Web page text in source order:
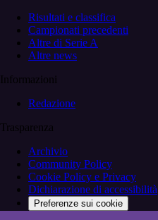
Risultati e classifica
Campionati precedenti
Altre di Serie A
Altre news
Informazioni
Redazione
Trasparenza
Archivio
Community Policy
Cookie Policy e Privacy
Dichiarazione di accessibilità
Preferenze sui cookie